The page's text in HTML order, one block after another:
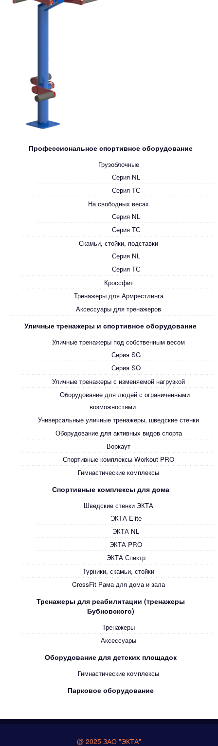
Профессиональное спортивное оборудование
Грузоблочные
Серия NL
Серия ТС
На свободных весах
Серия NL
Серия ТС
Скамьи, стойки, подставки
Серия NL
Серия ТС
Кроссфит
Тренажеры для Армрестлинга
Аксессуары для тренажеров
Уличные тренажеры и спортивное оборудование
Уличные тренажеры под собственным весом
Серия SG
Серия SO
Уличные тренажеры с изменяемой нагрузкой
Оборудование для людей с ограниченными
возможностями
Универсальные уличные тренажеры, шведские стенки
Оборудование для активных видов спорта
Воркаут
Спортивные комплексы Workout PRO
Гимнастические комплексы
Спортивные комплексы для дома
Шведские стенки ЭКТА
ЭКТА Elite
ЭКТА NL
ЭКТА PRO
ЭКТА Спектр
Турники, скамьи, стойки
CrossFit Рама для дома и зала
Тренажеры для реабилитации (тренажеры
Бубновского)
Тренажеры
Аксессуары
Оборудование для детских площадок
Гимнастические комплексы
Парковое оборудование
@ 2025 ЗАО "ЭКТА"